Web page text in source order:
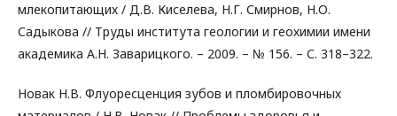
млекопитающих / Д.В. Киселева, Н.Г. Смирнов, Н.О.
Садыкова // Труды института геологии и геохимии имени
академика А.Н. Заварицкого. – 2009. – № 156. – С. 318–322.
Новак Н.В. Флуоресценция зубов и пломбировочных